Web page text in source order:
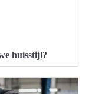
huisstijl?